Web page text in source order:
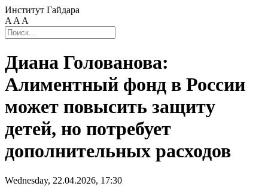
Институт Гайдара
A A A
Диана Голованова:
Алиментный фонд в России
может повысить защиту
детей, но потребует
дополнительных расходов
Wednesday, 22.04.2026, 17:30